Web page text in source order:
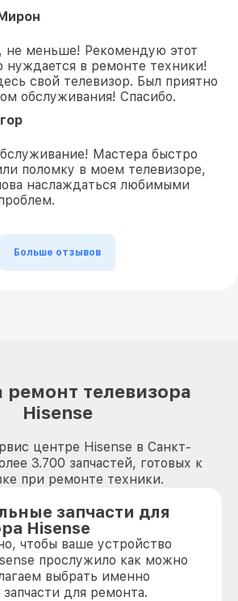
не меньше! Рекомендую этот
нуждается в ремонте техники!
свой телевизор. Был приятно
обслуживания! Спасибо.
Мастера быстро
поломку в моем телевизоре,
наслаждаться любимыми
Больше отзывов
телевизора
Hisense
центре Hisense в Санкт-
3.700 запчастей, готовых к
при ремонте техники.
запчасти для
Hisense
чтобы ваше устройство
прослужило как можно
выбрать именно
для ремонта.